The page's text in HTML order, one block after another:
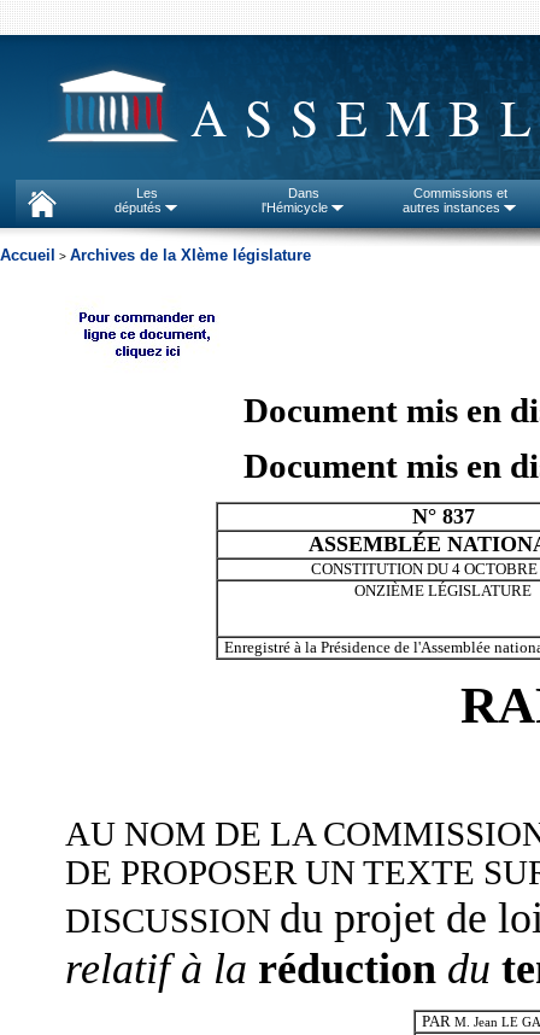
Les
députés
Dans
l'Hémicycle
Commissions et
autres instances
Accueil > Archives de la XIème législature
Document mis en
Document mis en
N° 837
ASSEMBLÉE
CONSTITUTION DU 4
ONZIÈME LÉGISLATURE
Enregistré à la Présidence de l'Assemblée
AU NOM DE LA
DE PROPOSER UN TEXTE
DISCUSSION du projet de
relatif à la réduction du
PAR M. Jean LE